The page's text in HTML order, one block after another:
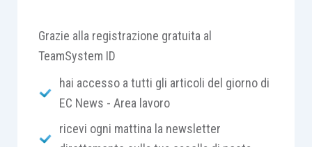
Grazie alla registrazione gratuita al
TeamSystem ID
hai accesso a tutti gli articoli del giorno di
EC News - Area lavoro
ricevi ogni mattina la newsletter